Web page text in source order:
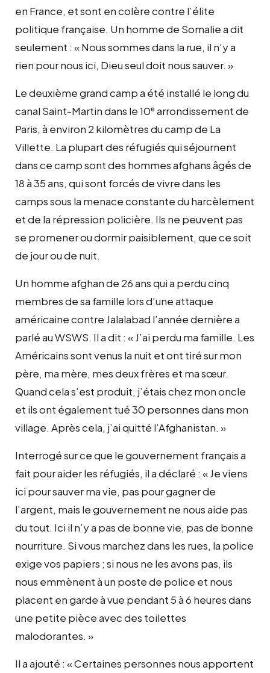
en France, et sont en colère contre l’élite
politique française. Un homme de Somalie a dit
seulement : « Nous sommes dans la rue, il n’y a
rien pour nous ici, Dieu seul doit nous sauver. »
Le deuxième grand camp a été installé le long du
canal Saint-Martin dans le 10ᵉ arrondissement de
Paris, à environ 2 kilomètres du camp de La
Villette. La plupart des réfugiés qui séjournent
dans ce camp sont des hommes afghans âgés de
18 à 35 ans, qui sont forcés de vivre dans les
camps sous la menace constante du harcèlement
et de la répression policière. Ils ne peuvent pas
se promener ou dormir paisiblement, que ce soit
de jour ou de nuit.
Un homme afghan de 26 ans qui a perdu cinq
membres de sa famille lors d’une attaque
américaine contre Jalalabad l’année dernière a
parlé au WSWS. Il a dit : « J’ai perdu ma famille. Les
Américains sont venus la nuit et ont tiré sur mon
père, ma mère, mes deux frères et ma sœur.
Quand cela s’est produit, j’étais chez mon oncle
et ils ont également tué 30 personnes dans mon
village. Après cela, j’ai quitté l’Afghanistan. »
Interrogé sur ce que le gouvernement français a
fait pour aider les réfugiés, il a déclaré : « Je viens
ici pour sauver ma vie, pas pour gagner de
l’argent, mais le gouvernement ne nous aide pas
du tout. Ici il n’y a pas de bonne vie, pas de bonne
nourriture. Si vous marchez dans les rues, la police
exige vos papiers ; si nous ne les avons pas, ils
nous emmènent à un poste de police et nous
placent en garde à vue pendant 5 à 6 heures dans
une petite pièce avec des toilettes
malodorantes. »
Il a ajouté : « Certaines personnes nous apportent